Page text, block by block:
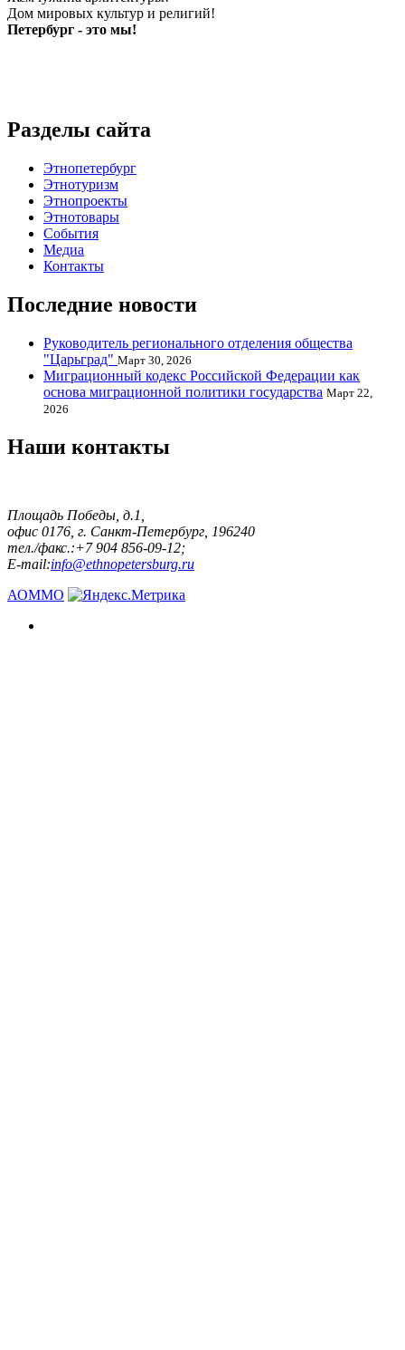
Дом мировых культур и религий!
Петербург - это мы!
Разделы сайта
Этнопетербург
Этнотуризм
Этнопроекты
Этнотовары
События
Медиа
Контакты
Последние новости
Руководитель регионального отделения общества
"Царьград" Март 30, 2026
Миграционный кодекс Российской Федерации как
основа миграционной политики государства Март 22,
2026
Наши контакты
Площадь Победы, д.1,
офис 0176, г. Санкт-Петербург, 196240
тел./факс.:+7 904 856-09-12;
E-mail:info@ethnopetersburg.ru
АОММО